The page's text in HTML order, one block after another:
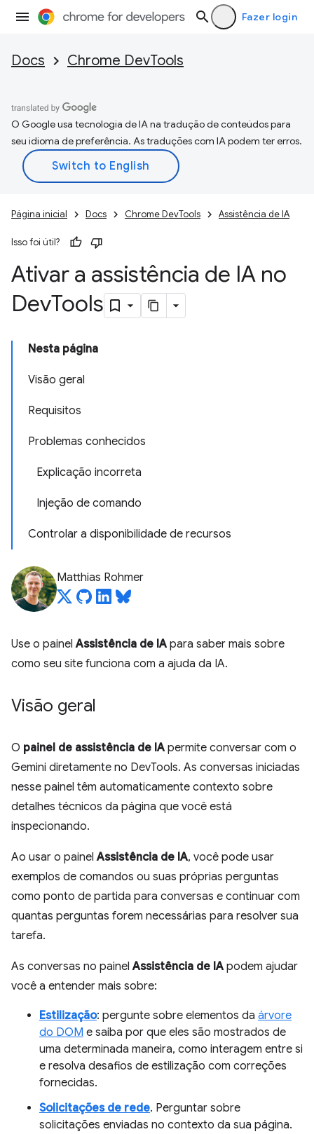
Fazer login
Docs Chrome DevTools
O Google usa tecnologia de IA na tradução de conteúdos para
seu idioma de preferência. As traduções com IA podem ter erros.
Página inicial Docs Chrome DevTools Assistência de IA
Isso foi útil?
Ativar a assistência de IA no
DevTools
Nesta página
Visão geral
Requisitos
Problemas conhecidos
Explicação incorreta
Injeção de comando
Controlar a disponibilidade de recursos
Matthias Rohmer
Use o painelAssistência de IA para saber mais sobre
como seu site funciona com a ajuda da IA.
Visão geral
O painel de assistência de IA permite conversar com o
Gemini diretamente no DevTools. As conversas iniciadas
nesse painel têm automaticamente contexto sobre
detalhes técnicos da página que você está
inspecionando.
Ao usar o painelAssistência de IA, você pode usar
exemplos de comandos ou suas próprias perguntas
como ponto de partida para conversas e continuar com
quantas perguntas forem necessárias para resolver sua
tarefa.
As conversas no painelAssistência de IA podem ajudar
você a entender mais sobre:
Estilização: pergunte sobre elementos da árvore
do DOM e saiba por que eles são mostrados de
uma determinada maneira, como interagem entre si
e resolva desafios de estilização com correções
fornecidas.
Solicitações de rede. Perguntar sobre
solicitações enviadas no contexto da sua página.